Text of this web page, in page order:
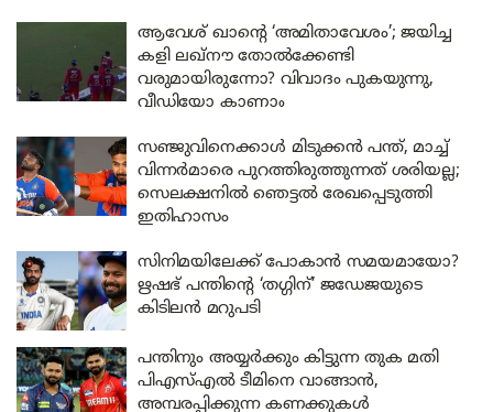
ആവേശ് ഖാന്റെ ‘അമിതാവേശം’; ജയിച്ച
കളി ലഖ്‌നൗ തോൽക്കേണ്ടി
വരുമായിരുന്നോ? വിവാദം പുകയുന്നു,
വീഡിയോ കാണാം
സഞ്ജുവിനെക്കാൾ മിടുക്കൻ പന്ത്, മാച്ച്
വിന്നർമാരെ പുറത്തിരുത്തുന്നത് ശരിയല്ല;
സെലക്ഷനിൽ ഞെട്ടൽ രേഖപ്പെടുത്തി
ഇതിഹാസം
സിനിമയിലേക്ക് പോകാൻ സമയമായോ?
ഋഷഭ് പന്തിന്റെ ‘തഗ്ഗിന്’ ജഡേജയുടെ
കിടിലൻ മറുപടി
പന്തിനും അയ്യർക്കും കിട്ടുന്ന തുക മതി
പിഎസ്എൽ ടീമിനെ വാങ്ങാൻ,
അമ്പരപ്പിക്കുന്ന കണക്കുകൾ